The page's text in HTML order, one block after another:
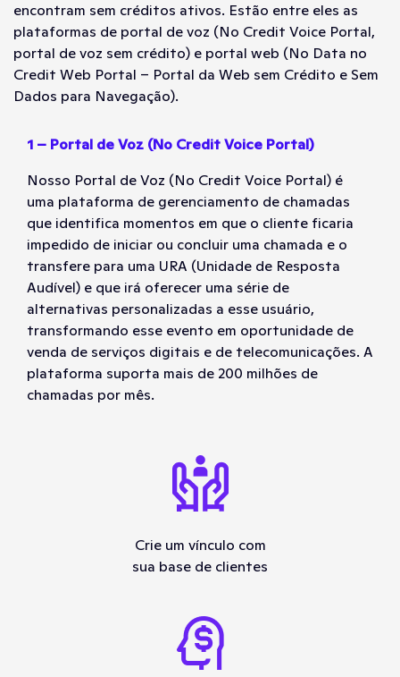
encontram sem créditos ativos. Estão entre eles as
plataformas de portal de voz (No Credit Voice Portal,
portal de voz sem crédito) e portal web (No Data no
Credit Web Portal – Portal da Web sem Crédito e Sem
Dados para Navegação).
1 – Portal de Voz (No Credit Voice Portal)
Nosso Portal de Voz (No Credit Voice Portal) é
uma plataforma de gerenciamento de chamadas
que identifica momentos em que o cliente ficaria
impedido de iniciar ou concluir uma chamada e o
transfere para uma URA (Unidade de Resposta
Audível) e que irá oferecer uma série de
alternativas personalizadas a esse usuário,
transformando esse evento em oportunidade de
venda de serviços digitais e de telecomunicações. A
plataforma suporta mais de 200 milhões de
chamadas por mês.
Crie um vínculo com
sua base de clientes